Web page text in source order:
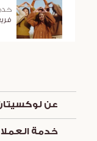
عن
خدمة